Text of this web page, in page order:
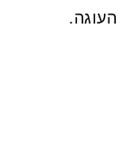
העוגה.